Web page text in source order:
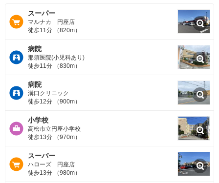
スーパー
マルナカ 円座店
徒歩11分 （820m）
病院
那須医院(小児科あり)
徒歩11分 （830m）
病院
溝口クリニック
徒歩12分 （900m）
小学校
高松市立円座小学校
徒歩13分 （970m）
スーパー
ハローズ 円座店
徒歩13分 （980m）